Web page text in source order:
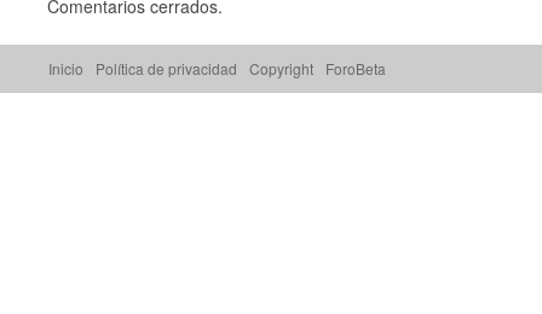
Comentarios cerrados.
Inicio Política de privacidad Copyright ForoBeta